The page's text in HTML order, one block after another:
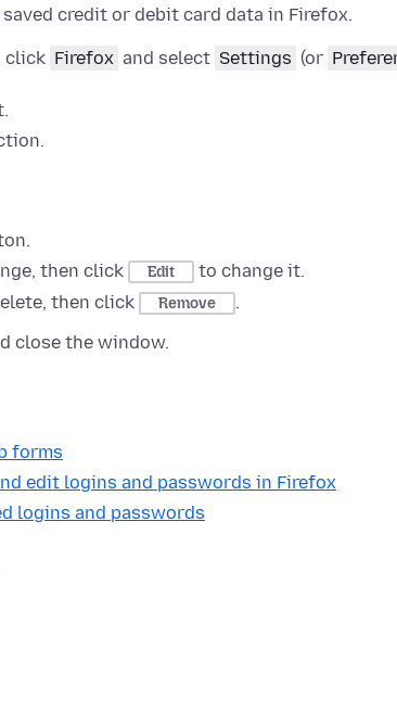
credit or debit card data in Firefox.
click Firefox and select Settings (or
then click Edit
to change it.
then click Remove
.
close the window.
forms
edit logins and passwords in Firefox
logins and passwords